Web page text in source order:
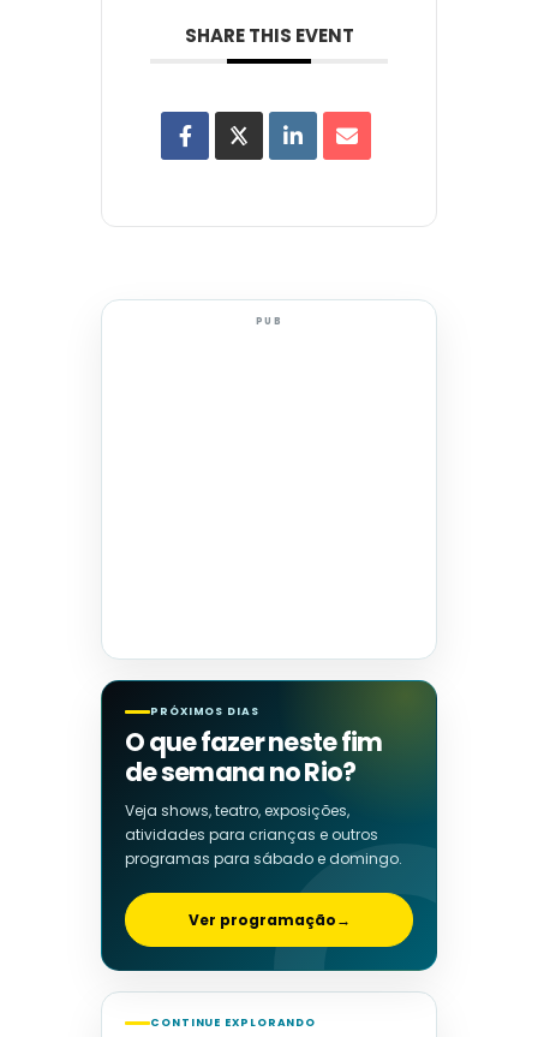
SHARE THIS EVENT
PUB
PRÓXIMOS DIAS
O que fazer neste fim
de semana no Rio?
Veja shows, teatro, exposições,
atividades para crianças e outros
programas para sábado e domingo.
Ver programação→
CONTINUE EXPLORANDO